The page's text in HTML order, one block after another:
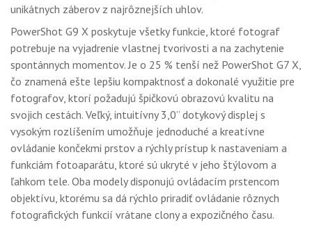
unikátnych záberov z najrôznejších uhlov.
PowerShot G9 X poskytuje všetky funkcie, ktoré fotograf
potrebuje na vyjadrenie vlastnej tvorivosti a na zachytenie
spontánnych momentov. Je o 25 % tenší než PowerShot G7 X,
čo znamená ešte lepšiu kompaktnosť a dokonalé využitie pre
fotografov, ktorí požadujú špičkovú obrazovú kvalitu na
svojich cestách. Veľký, intuitívny 3,0” dotykový displej s
vysokým rozlíšením umožňuje jednoduché a kreatívne
ovládanie končekmi prstov a rýchly prístup k nastaveniam a
funkciám fotoaparátu, ktoré sú ukryté v jeho štýlovom a
ľahkom tele. Oba modely disponujú ovládacím prstencom
objektívu, ktorému sa dá rýchlo priradiť ovládanie rôznych
fotografických funkcií vrátane clony a expozičného času.